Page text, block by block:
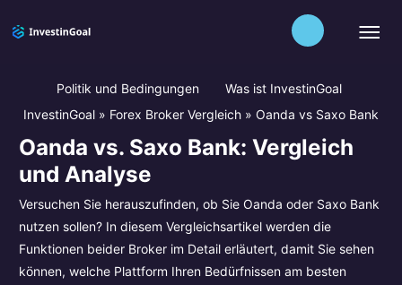
Politik und Bedingungen
Was ist InvestinGoal
InvestinGoal » Forex Broker Vergleich » Oanda vs Saxo Bank
Oanda vs. Saxo Bank: Vergleich
und Analyse
Versuchen Sie herauszufinden, ob Sie Oanda oder Saxo Bank
nutzen sollen? In diesem Vergleichsartikel werden die
Funktionen beider Broker im Detail erläutert, damit Sie sehen
können, welche Plattform Ihren Bedürfnissen am besten